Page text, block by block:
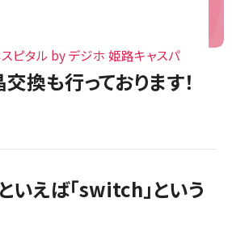
ピタル by デジホ 姫路キャスパ
換も行っております！
いえば「switch」という